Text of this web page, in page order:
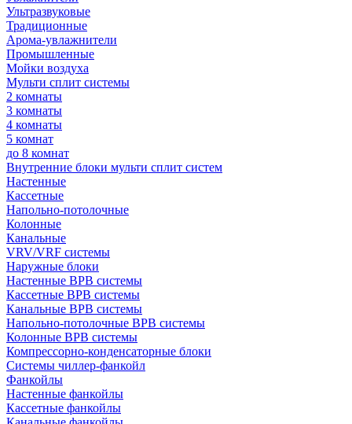
Ультразвуковые
Традиционные
Арома-увлажнители
Промышленные
Мойки воздуха
Мульти сплит системы
2 комнаты
3 комнаты
4 комнаты
5 комнат
до 8 комнат
Внутренние блоки мульти сплит систем
Настенные
Кассетные
Напольно-потолочные
Колонные
Канальные
VRV/VRF системы
Наружные блоки
Настенные ВРВ системы
Кассетные ВРВ системы
Канальные ВРВ системы
Напольно-потолочные ВРВ системы
Колонные ВРВ системы
Компрессорно-конденсаторные блоки
Системы чиллер-фанкойл
Фанкойлы
Настенные фанкойлы
Кассетные фанкойлы